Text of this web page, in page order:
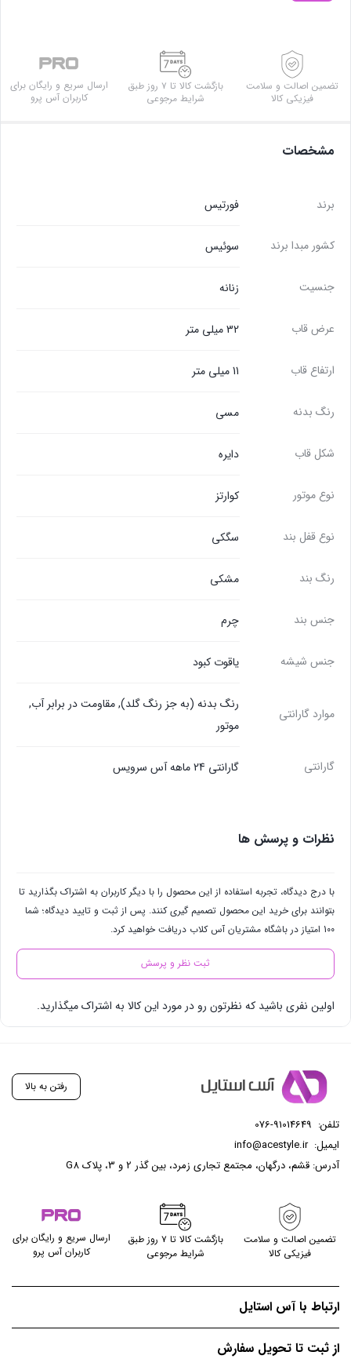
تضمین اصالت و سلامت
فیزیکی کالا
بازگشت کالا تا ۷ روز طبق
شرایط مرجوعی
ارسال سریع و رایگان برای
کاربران آس پرو
مشخصات
برند فورتیس
کشور مبدا برند سوئیس
جنسیت زنانه
عرض قاب 32 میلی متر
ارتفاع قاب 11 میلی متر
رنگ بدنه مسی
شکل قاب دایره
نوع موتور کوارتز
نوع قفل بند سگکی
رنگ بند مشکی
جنس بند چرم
جنس شیشه یاقوت کبود
موارد گارانتی
رنگ بدنه (به جز رنگ گلد), مقاومت در برابر آب,
موتور
گارانتی گارانتی 24 ماهه آس سرویس
نظرات و پرسش ها
با درج دیدگاه، تجربه استفاده از این محصول را با دیگر کاربران به اشتراک بگذارید تا
بتوانند برای خرید این محصول تصمیم گیری کنند. پس از ثبت و تایید دیدگاه؛ شما
100 امتیاز در باشگاه مشتریان آس کلاب دریافت خواهید کرد.
ثبت نظر و پرسش
اولین نفری باشید که نظرتون رو در مورد این کالا به اشتراک میگذارید.
رفتن به بالا
تلفن: 076-91014649
ایمیل:info@acestyle.ir
آدرس: قشم، درگهان، مجتمع تجاری زمرد، بین گذر 2 و 3، پلاک G8
تضمین اصالت و سلامت
فیزیکی کالا
بازگشت کالا تا ۷ روز طبق
شرایط مرجوعی
ارسال سریع و رایگان برای
کاربران آس پرو
ارتباط با آس استایل
از ثبت تا تحویل سفارش